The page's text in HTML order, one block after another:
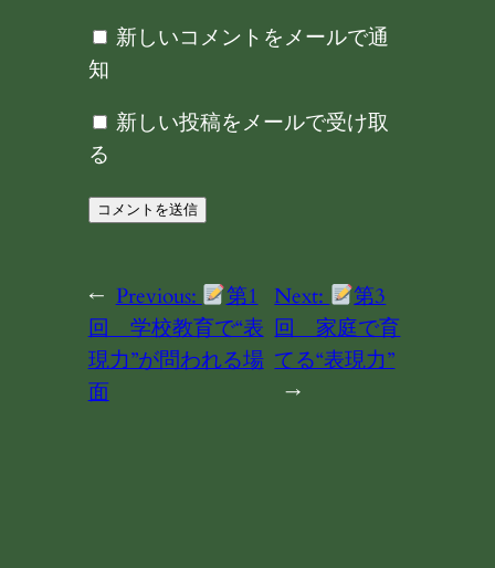
新しいコメントをメールで通
知
新しい投稿をメールで受け取
る
← Previous:
第1
回 学校教育で“表
現力”が問われる場
面
Next:
第3
回 家庭で育
てる“表現力”
→